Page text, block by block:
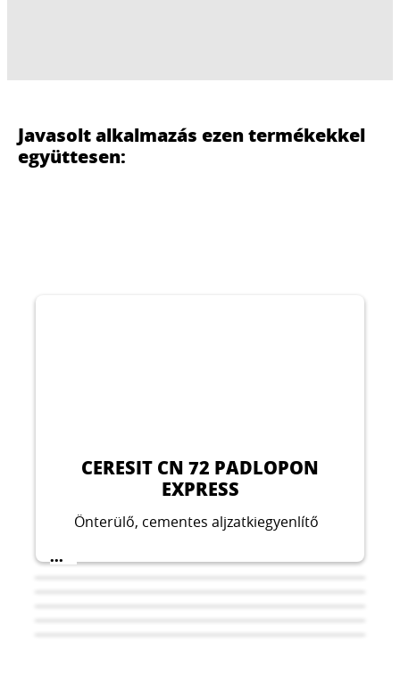
Javasolt alkalmazás ezen termékekkel
együttesen:
CERESIT CN 72 PADLOPON
EXPRESS
Önterülő, cementes aljzatkiegyenlítő
...